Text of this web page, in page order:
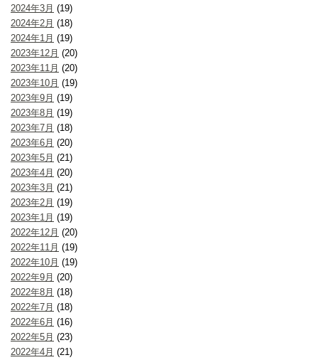
2024年3月 (19)
2024年2月 (18)
2024年1月 (19)
2023年12月 (20)
2023年11月 (20)
2023年10月 (19)
2023年9月 (19)
2023年8月 (19)
2023年7月 (18)
2023年6月 (20)
2023年5月 (21)
2023年4月 (20)
2023年3月 (21)
2023年2月 (19)
2023年1月 (19)
2022年12月 (20)
2022年11月 (19)
2022年10月 (19)
2022年9月 (20)
2022年8月 (18)
2022年7月 (18)
2022年6月 (16)
2022年5月 (23)
2022年4月 (21)